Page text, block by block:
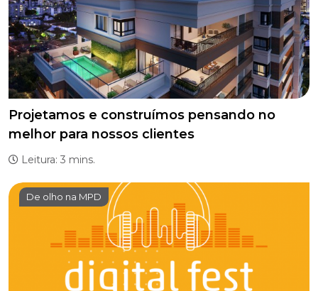
Projetamos e construímos pensando no
melhor para nossos clientes
Leitura: 3 mins.
De olho na MPD